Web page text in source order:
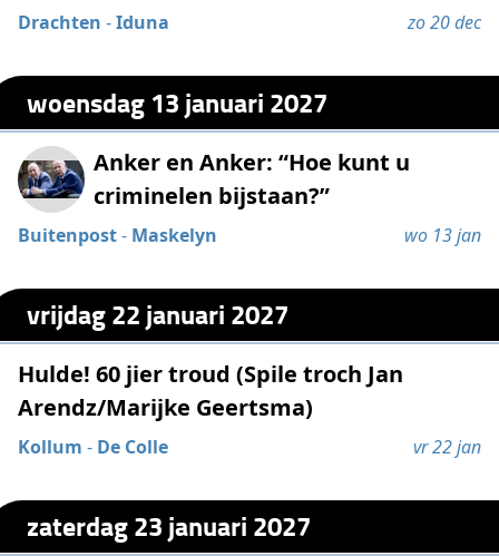
Drachten -Iduna zo 20 dec
woensdag 13 januari 2027
Anker en Anker: “Hoe kunt u
criminelen bijstaan?”
Buitenpost- Maskelyn wo 13 jan
vrijdag 22 januari 2027
Hulde! 60 jier troud (Spile troch Jan
Arendz/Marijke Geertsma)
Kollum - De Colle vr 22 jan
zaterdag 23 januari 2027